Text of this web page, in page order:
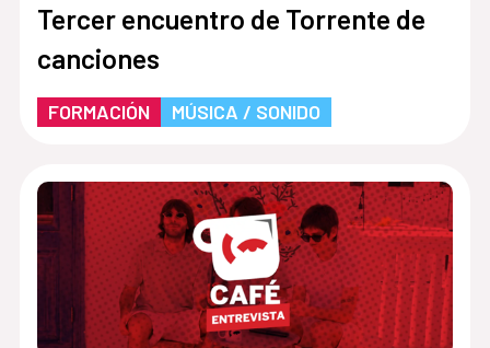
Tercer encuentro de Torrente de
canciones
FORMACIÓN MÚSICA / SONIDO